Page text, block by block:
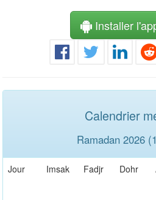
Installer
Calendrier
Ramadan 2026
Jour Imsak Fadjr Dohr